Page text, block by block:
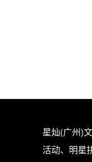
星灿(广州)
活动、明星